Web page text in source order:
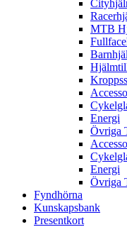
MTB
Energi
Övriga
Energi
Övriga
Fyndhörna
Kunskapsbank
Presentkort